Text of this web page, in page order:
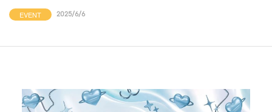
EVENT 2025/6/6